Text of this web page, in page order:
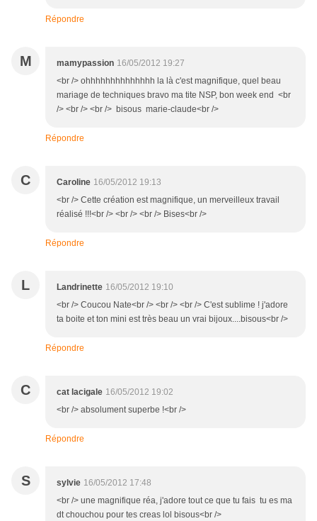
Répondre
M mamypassion 16/05/2012 19:27
<br /> ohhhhhhhhhhhhhh la là c'est magnifique, quel beau
mariage de techniques bravo ma tite NSP, bon week end <br
/> <br /> <br /> bisous marie-claude<br />
Répondre
C Caroline 16/05/2012 19:13
<br /> Cette création est magnifique, un merveilleux travail
réalisé !!!<br /> <br /> <br /> Bises<br />
Répondre
L Landrinette 16/05/2012 19:10
<br /> Coucou Nate<br /> <br /> <br /> C'est sublime ! j'adore
ta boite et ton mini est très beau un vrai bijoux....bisous<br />
Répondre
C cat lacigale 16/05/2012 19:02
<br /> absolument superbe !<br />
Répondre
S sylvie 16/05/2012 17:48
<br /> une magnifique réa, j'adore tout ce que tu fais tu es ma
dt chouchou pour tes creas lol bisous<br />